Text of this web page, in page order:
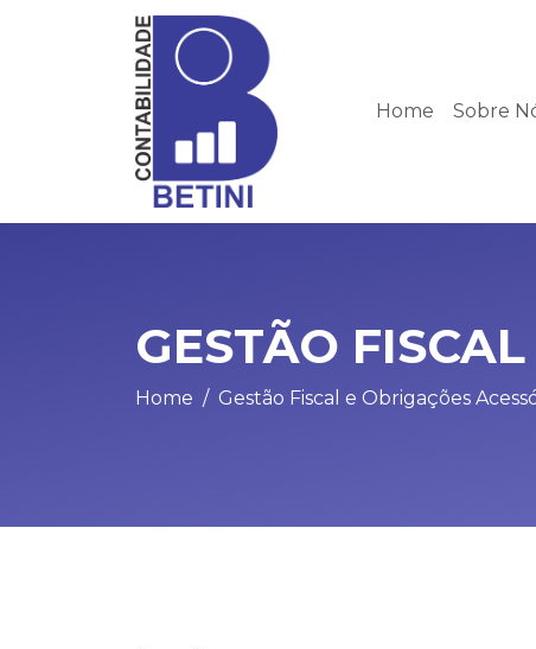
Home Sobre
GESTÃO
Home Gestão Fiscal e Obrigações